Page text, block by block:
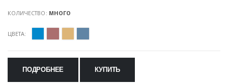
КОЛИЧЕСТВО: МНОГО
ЦВЕТА:
ПОДРОБНЕЕ КУПИТЬ